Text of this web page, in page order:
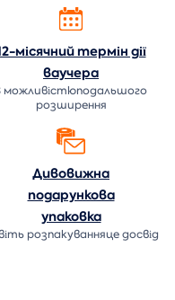
місячний термін дії
ваучера
можливістюподальшого
розширення
Дивовижна
подарункова
упаковка
розпакуванняце досвід